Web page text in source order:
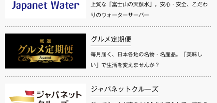
上質な「富士山の天然水」。安心・安全、こだわ
りのウォーターサーバー
グルメ定期便
毎月届く、日本各地の名物・名産品。「美味し
い」で生活を変えませんか？
ジャパネットクルーズ